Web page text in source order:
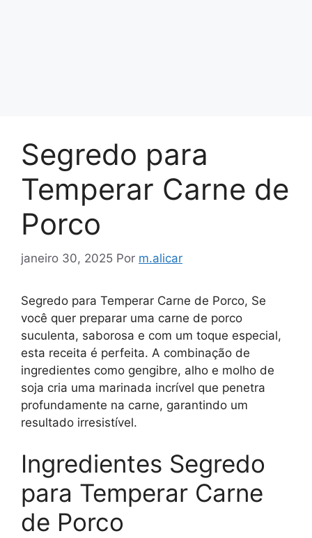
Segredo para
Temperar Carne de
Porco
janeiro 30, 2025 Por m.alicar
Segredo para Temperar Carne de Porco, Se
você quer preparar uma carne de porco
suculenta, saborosa e com um toque especial,
esta receita é perfeita. A combinação de
ingredientes como gengibre, alho e molho de
soja cria uma marinada incrível que penetra
profundamente na carne, garantindo um
resultado irresistível.
Ingredientes Segredo
para Temperar Carne
de Porco